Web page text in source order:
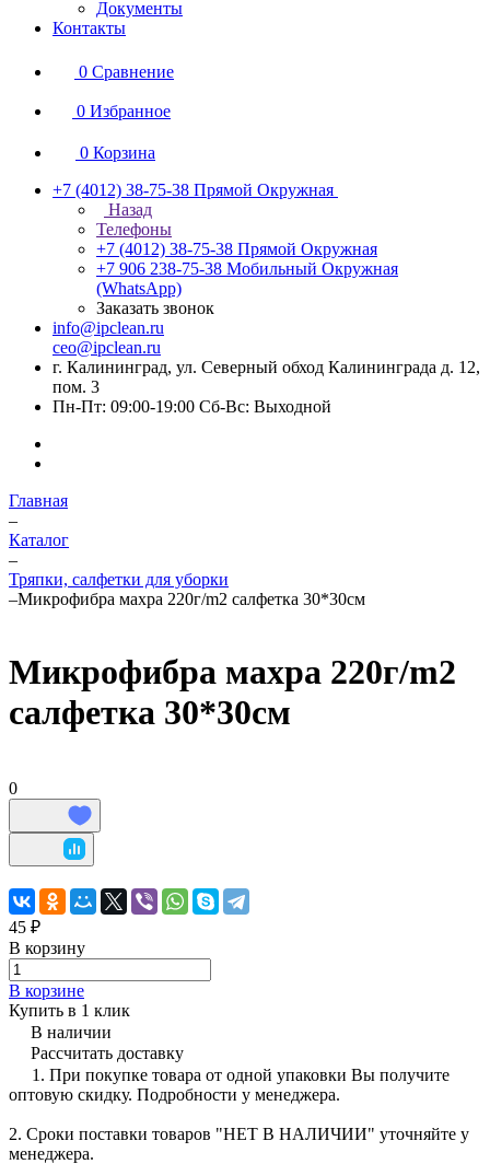
Документы
Контакты
0 Сравнение
0 Избранное
0 Корзина
+7 (4012) 38-75-38 Прямой Окружная
Назад
Телефоны
+7 (4012) 38-75-38 Прямой Окружная
+7 906 238-75-38 Мобильный Окружная
(WhatsApp)
Заказать звонок
info@ipclean.ru
ceo@ipclean.ru
г. Калининград, ул. Северный обход Калининграда д. 12,
пом. 3
Пн-Пт: 09:00-19:00 Сб-Вс: Выходной
Главная
–
Каталог
–
Тряпки, салфетки для уборки
–Микрофибра махра 220г/m2 салфетка 30*30см
Микрофибра махра 220г/m2
салфетка 30*30см
0
45 ₽
В корзину
В корзине
Купить в 1 клик
В наличии
Рассчитать доставку
1. При покупке товара от одной упаковки Вы получите
оптовую скидку. Подробности у менеджера.
2. Сроки поставки товаров "НЕТ В НАЛИЧИИ" уточняйте у
менеджера.